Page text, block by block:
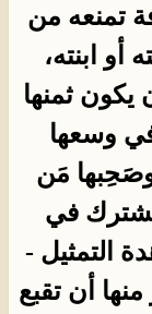
تمنعه من
أو ابنته،
يكون ثمنها
في وسعها
وصَحِبها مَن
تشترك في
التمثيل -
أن تقبع